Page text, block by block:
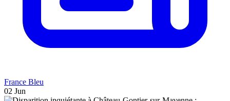
France Bleu
02 Jun